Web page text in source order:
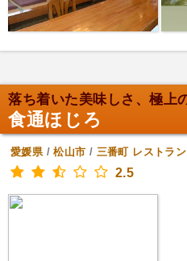
落ち着いた美味しさ、極上
食通ほじろ
愛媛県/松山市 / 三番町 レストラン
2.5